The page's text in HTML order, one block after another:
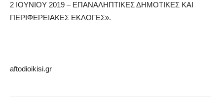
2 ΙΟΥΝΙΟΥ 2019 – ΕΠΑΝΑΛΗΠΤΙΚΕΣ ΔΗΜΟΤΙΚΕΣ ΚΑΙ
ΠΕΡΙΦΕΡΕΙΑΚΕΣ ΕΚΛΟΓΕΣ».
aftodioikisi.gr